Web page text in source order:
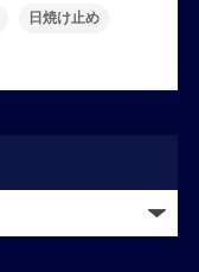
日焼け止め